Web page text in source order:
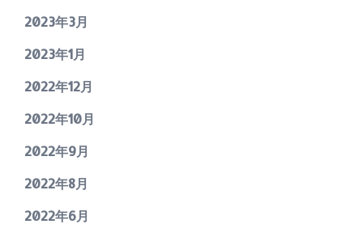
2023年3月
2023年1月
2022年12月
2022年10月
2022年9月
2022年8月
2022年6月